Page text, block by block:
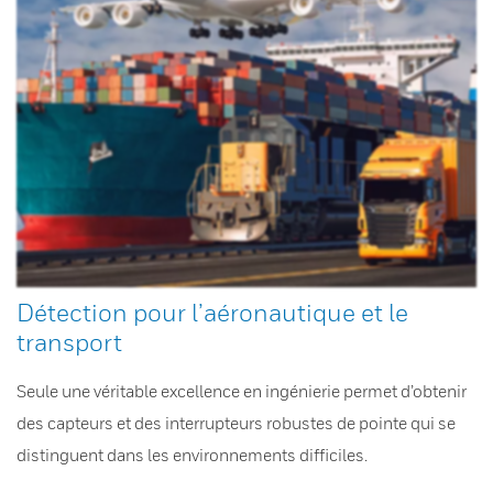
Détection pour l’aéronautique et le
transport
Seule une véritable excellence en ingénierie permet d’obtenir
des capteurs et des interrupteurs robustes de pointe qui se
distinguent dans les environnements difficiles.